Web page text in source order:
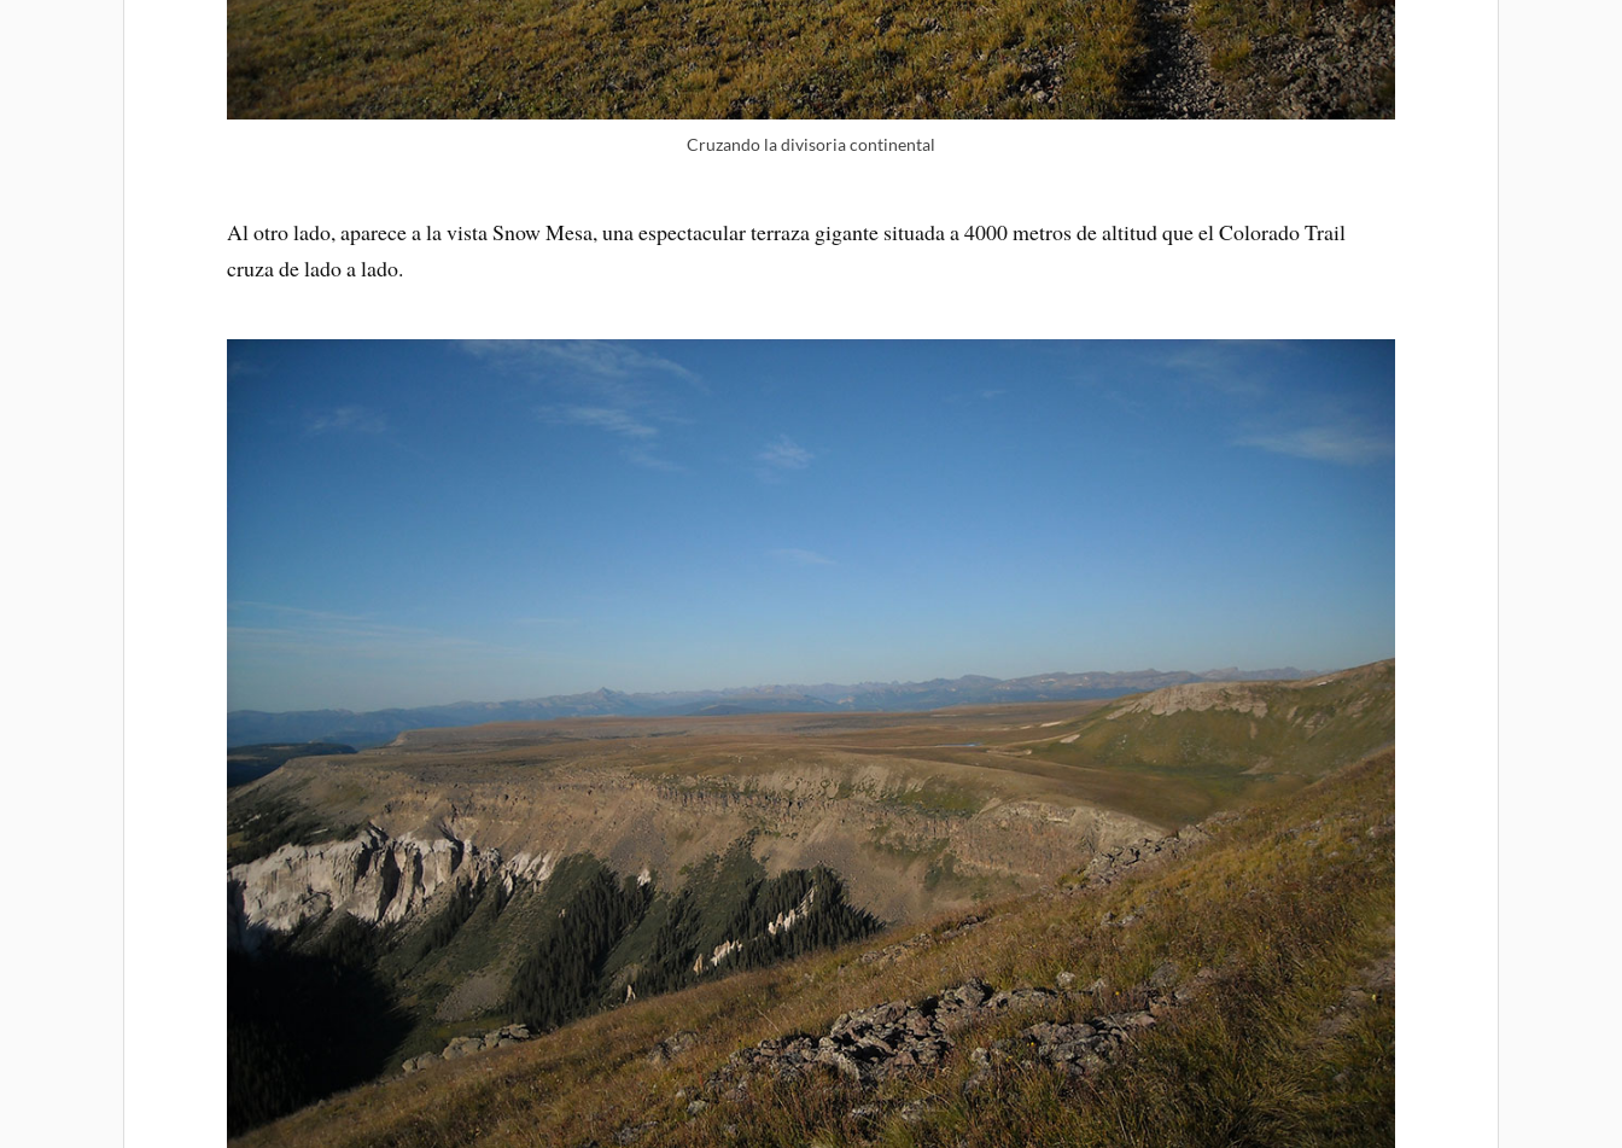
Cruzando la divisoria continental
Al otro lado, aparece a la vista Snow Mesa, una espectacular terraza gigante situada a 4000 metros de altitud que el Colorado Trail
cruza de lado a lado.